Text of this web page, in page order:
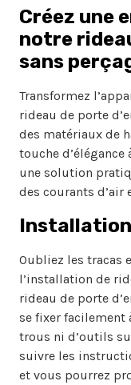
Créez une
notre
sans
Transformez
rideau de porte
des matériaux de
touche
une solution
des courants d’air
Oubliez les tracas
l’installation de
rideau de porte
se fixer facilement
trous ni d’outils
suivre les
et vous pourrez